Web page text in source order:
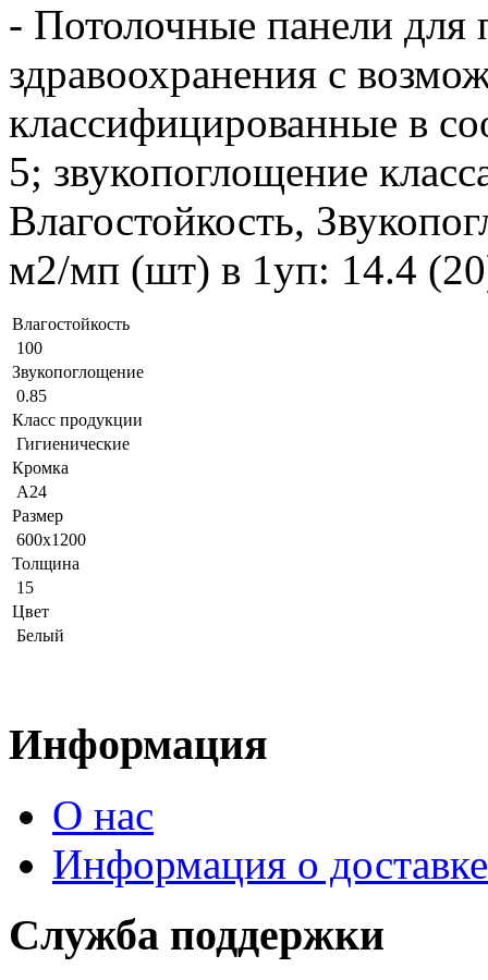
- Потолочные панели
здравоохранения с
классифицированные в
5; звукопоглощение
Влагостойкость,
м2/мп (шт) в 1уп: 14.4
Влагостойкость
100
Звукопоглощение
0.85
Класс продукции
Гигиенические
Кромка
A24
Размер
600x1200
Толщина
15
Цвет
Белый
Информация
О нас
Информация о доставке
Служба поддержки